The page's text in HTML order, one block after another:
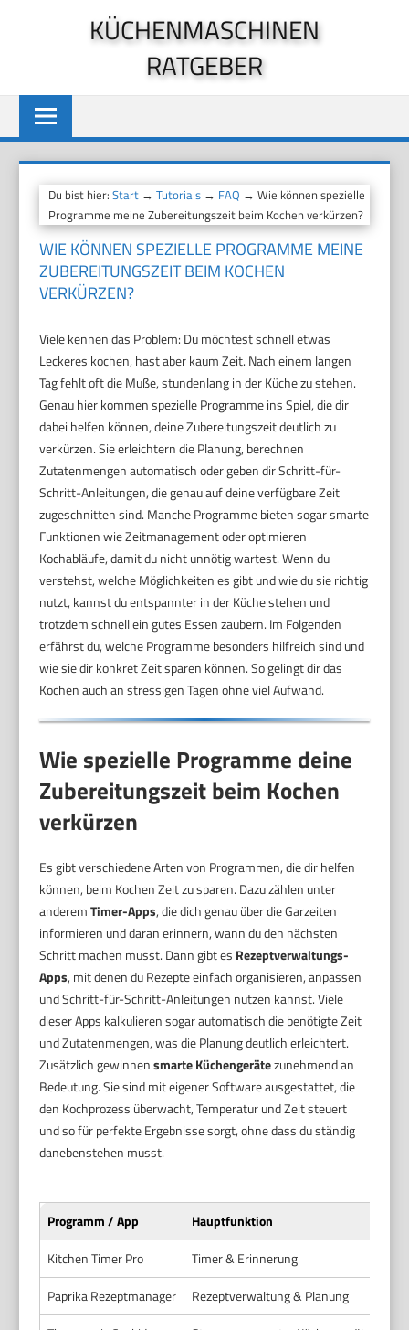
KÜCHENMASCHINEN
RATGEBER
Du bist hier:Start →Tutorials → FAQ → Wie können spezielle
Programme meine Zubereitungszeit beim Kochen verkürzen?
WIE KÖNNEN SPEZIELLE PROGRAMME MEINE
ZUBEREITUNGSZEIT BEIM KOCHEN
VERKÜRZEN?
Viele kennen das Problem: Du möchtest schnell etwas
Leckeres kochen, hast aber kaum Zeit. Nach einem langen
Tag fehlt oft die Muße, stundenlang in der Küche zu stehen.
Genau hier kommen spezielle Programme ins Spiel, die dir
dabei helfen können, deine Zubereitungszeit deutlich zu
verkürzen. Sie erleichtern die Planung, berechnen
Zutatenmengen automatisch oder geben dir Schritt-für-
Schritt-Anleitungen, die genau auf deine verfügbare Zeit
zugeschnitten sind. Manche Programme bieten sogar smarte
Funktionen wie Zeitmanagement oder optimieren
Kochabläufe, damit du nicht unnötig wartest. Wenn du
verstehst, welche Möglichkeiten es gibt und wie du sie richtig
nutzt, kannst du entspannter in der Küche stehen und
trotzdem schnell ein gutes Essen zaubern. Im Folgenden
erfährst du, welche Programme besonders hilfreich sind und
wie sie dir konkret Zeit sparen können. So gelingt dir das
Kochen auch an stressigen Tagen ohne viel Aufwand.
Wie spezielle Programme deine
Zubereitungszeit beim Kochen
verkürzen
Es gibt verschiedene Arten von Programmen, die dir helfen
können, beim Kochen Zeit zu sparen. Dazu zählen unter
anderemTimer-Apps, die dich genau über die Garzeiten
informieren und daran erinnern, wann du den nächsten
Schritt machen musst. Dann gibt es Rezeptverwaltungs-
Apps, mit denen du Rezepte einfach organisieren, anpassen
und Schritt-für-Schritt-Anleitungen nutzen kannst. Viele
dieser Apps kalkulieren sogar automatisch die benötigte Zeit
und Zutatenmengen, was die Planung deutlich erleichtert.
Zusätzlich gewinnensmarte Küchengerätezunehmend an
Bedeutung. Sie sind mit eigener Software ausgestattet, die
den Kochprozess überwacht, Temperatur und Zeit steuert
und so für perfekte Ergebnisse sorgt, ohne dass du ständig
danebenstehen musst.
Programm / App Hauptfunktion
Kitchen Timer Pro
Timer & Erinnerung
Paprika Rezeptmanager
Rezeptverwaltung & Planung